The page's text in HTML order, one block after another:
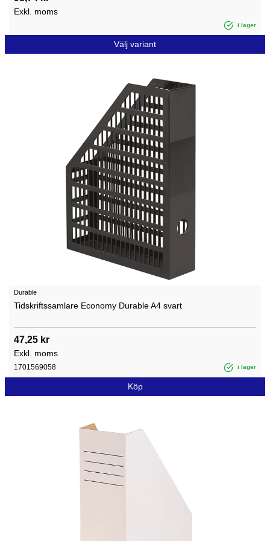
Exkl. moms
i lager
Välj variant
Durable
Tidskriftssamlare Economy Durable A4 svart
47,25 kr
Exkl. moms
1701569058 i lager
Köp